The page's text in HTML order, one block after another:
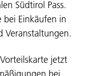
Südtirol Pass.
bei Einkäufen in
Veranstaltungen.
jetzt